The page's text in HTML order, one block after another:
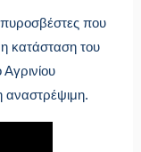
που
κατάσταση του
αναστρέψιμη.